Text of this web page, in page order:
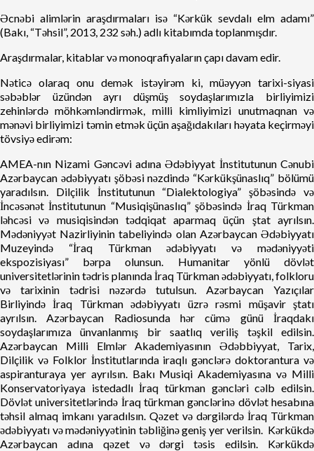
Əcnəbi alimlərin araşdırmaları isə “Kərkük sevdalı elm adamı”
(Bakı, “Təhsil”, 2013, 232 səh.) adlı kitabımda toplanmışdır.
Araşdırmalar, kitablar və monoqrafiyaların çapı davam edir.
Nəticə olaraq onu demək istəyirəm ki, müəyyən tarixi-siyasi
səbəblər üzündən ayrı düşmüş soydaşlarımızla birliyimizi
zehinlərdə möhkəmləndirmək, milli kimliyimizi unutmaqnan və
mənəvi birliyimizi təmin etmək üçün aşağıdakıları həyata keçirməyi
tövsiyə edirəm:
AMEA-nın Nizami Gəncəvi adına Ədəbiyyat İnstitutunun Cənubi
Azərbaycan ədəbiyyatı şöbəsi nəzdində “Kərkükşünaslıq” bölümü
yaradılsın. Dilçilik İnstitutunun “Dialektologiya” şöbəsində və
İncəsənət İnstitutunun “Musiqişünaslıq” şöbəsində İraq Türkman
ləhcəsi və musiqisindən tədqiqat aparmaq üçün ştat ayrılsın.
Mədəniyyət Nazirliyinin tabeliyində olan Azərbaycan Ədəbiyyatı
Muzeyində “İraq Türkman ədəbiyyatı və mədəniyyəti
ekspozisiyası” bərpa olunsun. Humanitar yönlü dövlət
universitetlərinin tədris planında İraq Türkman ədəbiyyatı, folkloru
və tarixinin tədrisi nəzərdə tutulsun. Azərbaycan Yazıçılar
Birliyində İraq Türkman ədəbiyyatı üzrə rəsmi müşavir ştatı
ayrılsın. Azərbaycan Radiosunda hər cümə günü İraqdakı
soydaşlarımıza ünvanlanmış bir saatlıq veriliş təşkil edilsin.
Azərbaycan Milli Elmlər Akademiyasının Ədəbbiyyat, Tarix,
Dilçilik və Folklor İnstitutlarında iraqlı gənclərə doktorantura və
aspiranturaya yer ayrılsın. Bakı Musiqi Akademiyasına və Milli
Konservatoriyaya istedadlı İraq türkman gəncləri cəlb edilsin.
Dövlət universitetlərində İraq türkman gənclərinə dövlət hesabına
təhsil almaq imkanı yaradılsın. Qəzet və dərgilərdə İraq Türkman
ədəbiyyatı və mədəniyyətinin təbliğinə geniş yer verilsin. Kərkükdə
Azərbaycan adına qəzet və dərgi təsis edilsin. Kərkükdə